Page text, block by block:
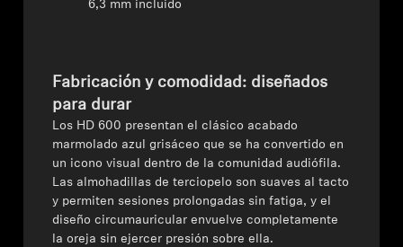
6,3 mm incluido
Fabricación y comodidad: diseñados
para durar
Los HD 600 presentan el clásico acabado
marmolado azul grisáceo que se ha convertido en
un icono visual dentro de la comunidad audiófila.
Las almohadillas de terciopelo son suaves al tacto
y permiten sesiones prolongadas sin fatiga, y el
diseño circumauricular envuelve completamente
la oreja sin ejercer presión sobre ella.